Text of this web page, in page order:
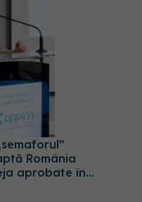
România
aprobate în